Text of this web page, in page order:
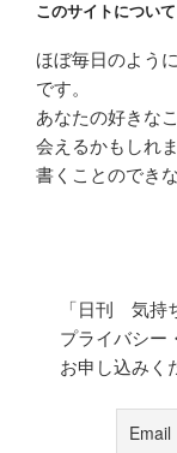
このサイトについて
ほぼ毎日のよう
です。
あなたの好きな
会えるかもしれま
書くことのでき
「日刊 気持
プライバシー
お申し込みく